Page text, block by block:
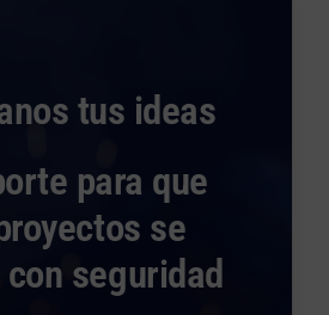
tus ideas
para que
se
seguridad